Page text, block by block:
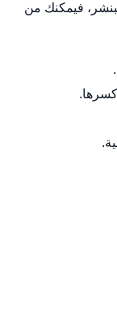
فيمكنك من
كسرها.